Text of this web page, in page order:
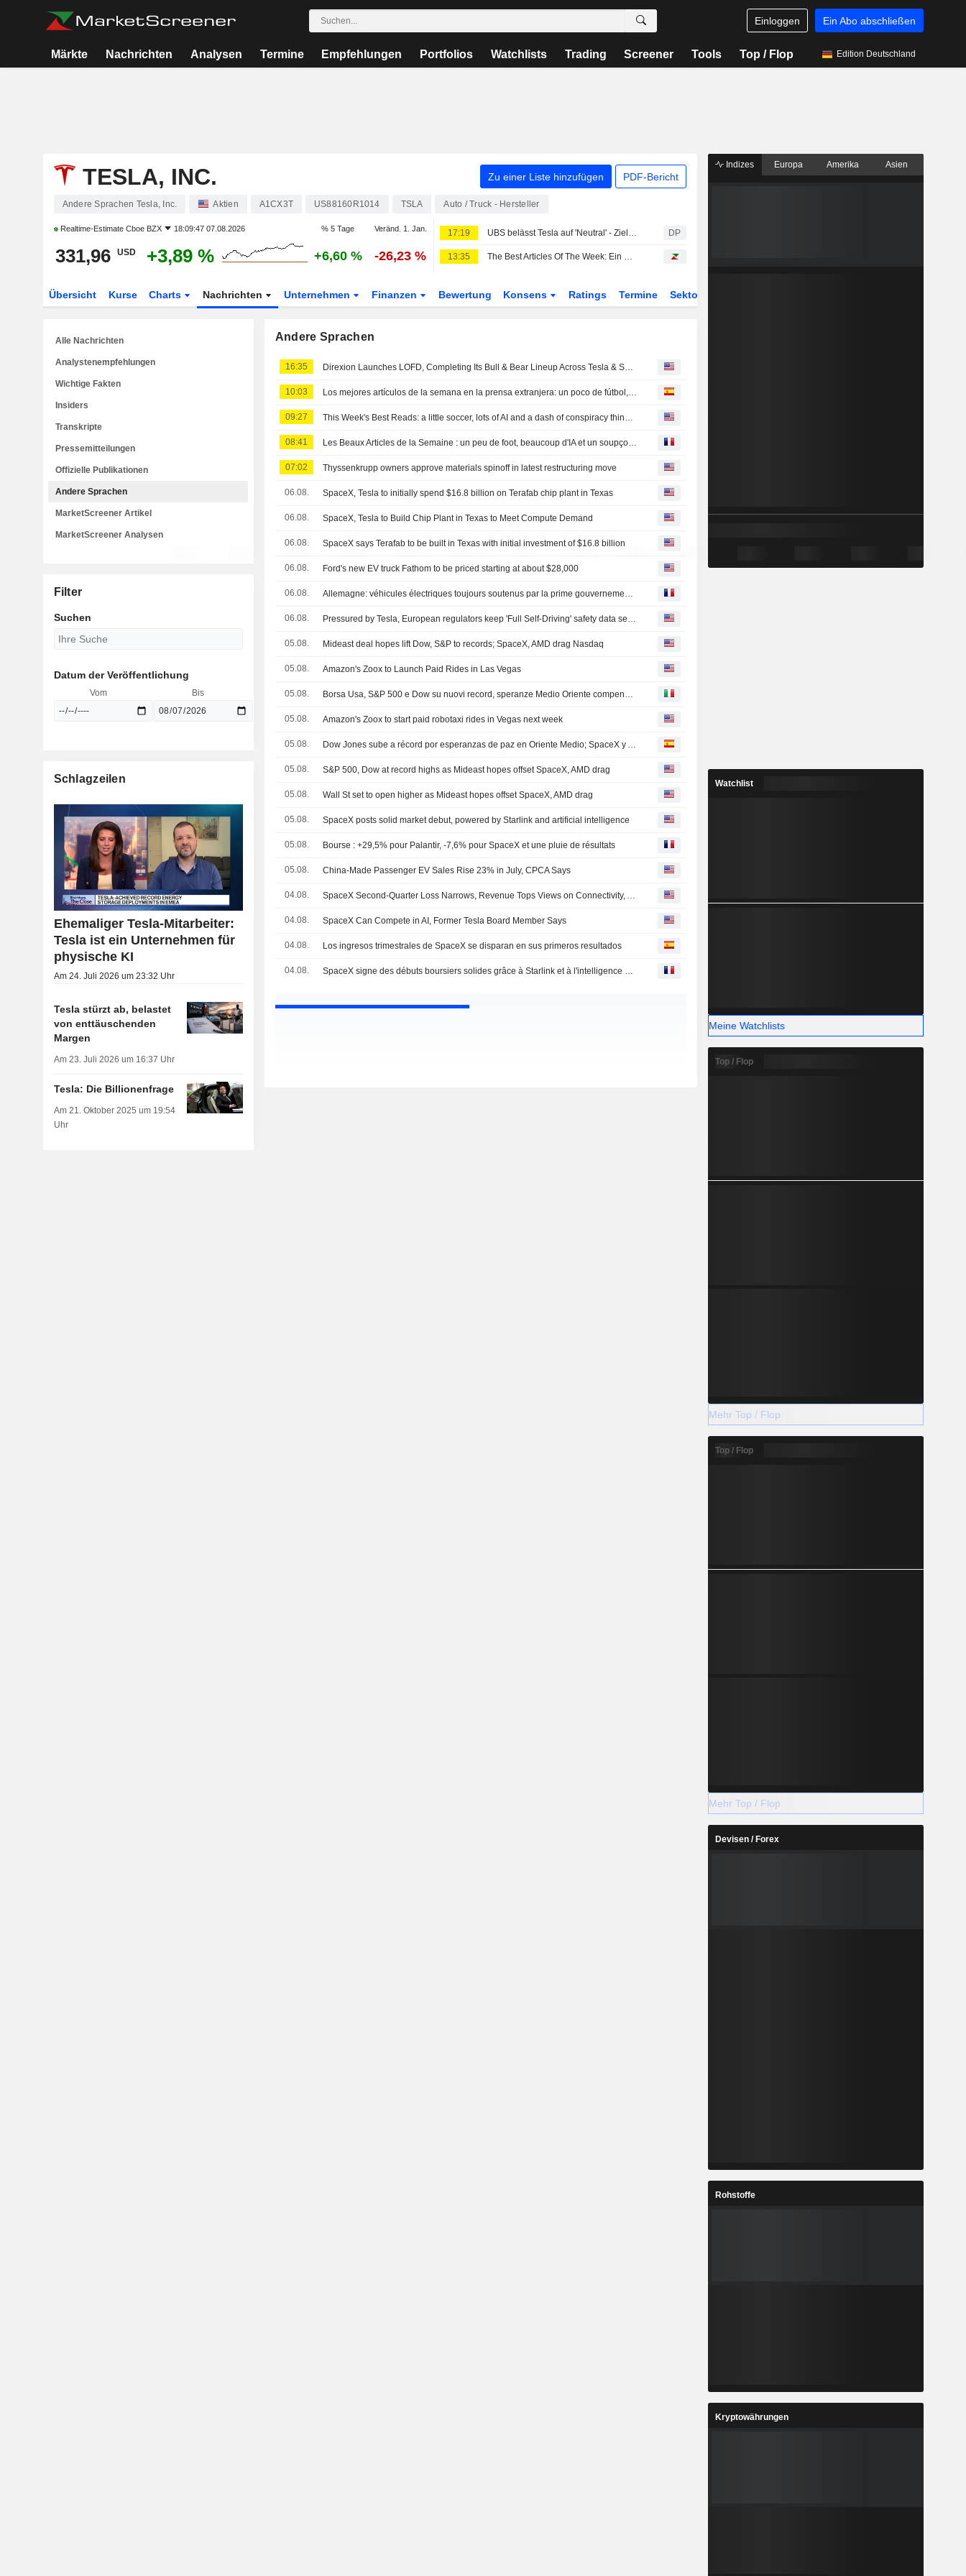
Einloggen Ein Abo abschließen
Märkte Nachrichten Analysen Termine Empfehlungen Portfolios Watchlists Trading Screener Tools Top / Flop Edition Deutschland
TESLA, INC. Zu einer Liste hinzufügen PDF-Bericht
Andere Sprachen Tesla, Inc. Aktien A1CX3T US88160R1014 TSLA Auto / Truck - Hersteller
Realtime-Estimate Cboe BZX 18:09:47 07.08.2026 % 5 Tage Veränd. 1. Jan.
331,96 USD +3,89 % +6,60 % -26,23 %
17:19 UBS belässt Tesla auf 'Neutral' - Ziel 385 Dollar DP
13:35 The Best Articles Of The Week: Ein wenig Fußball, viel KI und eine Prise Verschwörungsdenken
Übersicht Kurse Charts Nachrichten Unternehmen Finanzen Bewertung Konsens Ratings Termine Sektor
Andere Sprachen
16:35 Direxion Launches LOFD, Completing Its Bull & Bear Lineup Across Tesla & SpaceX; 2X Daily Inverse Exposure to SpaceX, the Largest IPO in History
10:03 Los mejores artículos de la semana en la prensa extranjera: un poco de fútbol, mucha IA y una pizca de conspiración
09:27 This Week's Best Reads: a little soccer, lots of AI and a dash of conspiracy thinking
08:41 Les Beaux Articles de la Semaine : un peu de foot, beaucoup d'IA et un soupçon de complotisme
07:02 Thyssenkrupp owners approve materials spinoff in latest restructuring move
06.08. SpaceX, Tesla to initially spend $16.8 billion on Terafab chip plant in Texas
06.08. SpaceX, Tesla to Build Chip Plant in Texas to Meet Compute Demand
06.08. SpaceX says Terafab to be built in Texas with initial investment of $16.8 billion
06.08. Ford's new EV truck Fathom to be priced starting at about $28,000
06.08. Allemagne: véhicules électriques toujours soutenus par la prime gouvernementale
06.08. Pressured by Tesla, European regulators keep 'Full Self-Driving' safety data secret
05.08. Mideast deal hopes lift Dow, S&P to records; SpaceX, AMD drag Nasdaq
05.08. Amazon's Zoox to Launch Paid Rides in Las Vegas
05.08. Borsa Usa, S&P 500 e Dow su nuovi record, speranze Medio Oriente compensano calo SpaceX e Amd
05.08. Amazon's Zoox to start paid robotaxi rides in Vegas next week
05.08. Dow Jones sube a récord por esperanzas de paz en Oriente Medio; SpaceX y AMD lastran al Nasdaq
05.08. S&P 500, Dow at record highs as Mideast hopes offset SpaceX, AMD drag
05.08. Wall St set to open higher as Mideast hopes offset SpaceX, AMD drag
05.08. SpaceX posts solid market debut, powered by Starlink and artificial intelligence
05.08. Bourse : +29,5% pour Palantir, -7,6% pour SpaceX et une pluie de résultats
05.08. China-Made Passenger EV Sales Rise 23% in July, CPCA Says
04.08. SpaceX Second-Quarter Loss Narrows, Revenue Tops Views on Connectivity, AI Gains
04.08. SpaceX Can Compete in AI, Former Tesla Board Member Says
04.08. Los ingresos trimestrales de SpaceX se disparan en sus primeros resultados
04.08. SpaceX signe des débuts boursiers solides grâce à Starlink et à l'intelligence artificielle
Alle Nachrichten
Analystenempfehlungen
Wichtige Fakten
Insiders
Transkripte
Pressemitteilungen
Offizielle Publikationen
Andere Sprachen
MarketScreener Artikel
MarketScreener Analysen
Filter
Suchen
Datum der Veröffentlichung
Vom Bis
Schlagzeilen
Ehemaliger Tesla-Mitarbeiter:
Tesla ist ein Unternehmen für
physische KI
Am 24. Juli 2026 um 23:32 Uhr
Tesla stürzt ab, belastet
von enttäuschenden
Margen
Am 23. Juli 2026 um 16:37 Uhr
Tesla: Die Billionenfrage
Am 21. Oktober 2025 um 19:54
Uhr
Indizes Europa Amerika Asien
Watchlist
Meine Watchlists
Top / Flop
Mehr Top / Flop
Top / Flop
Mehr Top / Flop
Devisen / Forex
Rohstoffe
Kryptowährungen